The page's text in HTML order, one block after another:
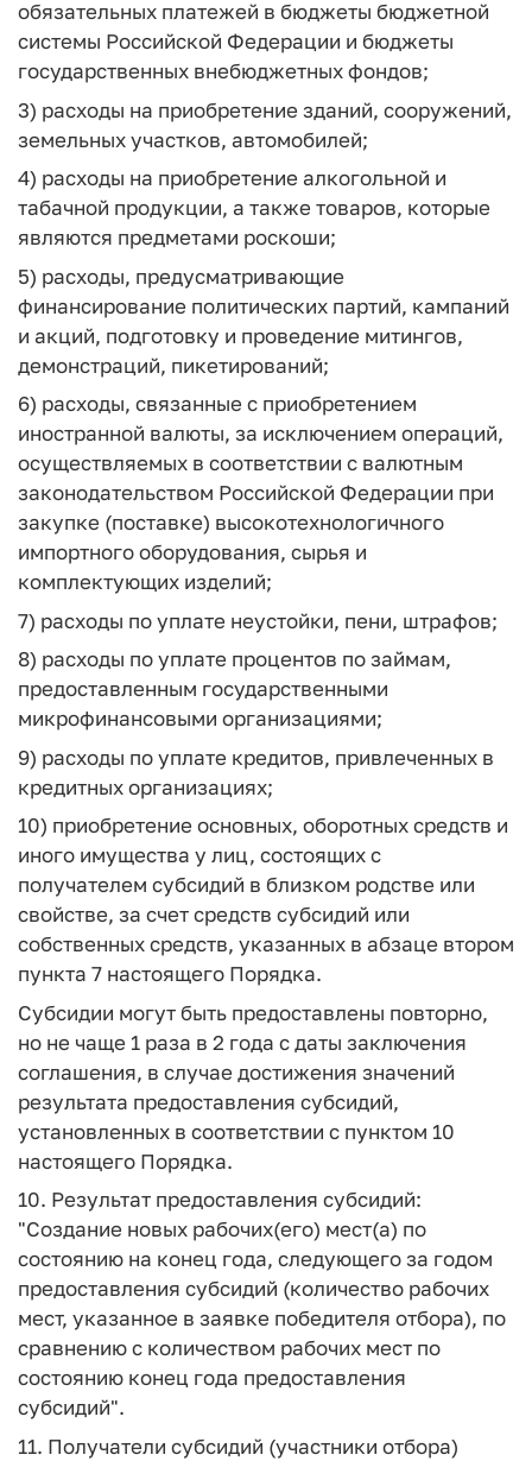
обязательных платежей в бюджеты бюджетной
системы Российской Федерации и бюджеты
государственных внебюджетных фондов;
3) расходы на приобретение зданий, сооружений,
земельных участков, автомобилей;
4) расходы на приобретение алкогольной и
табачной продукции, а также товаров, которые
являются предметами роскоши;
5) расходы, предусматривающие
финансирование политических партий, кампаний
и акций, подготовку и проведение митингов,
демонстраций, пикетирований;
6) расходы, связанные с приобретением
иностранной валюты, за исключением операций,
осуществляемых в соответствии с валютным
законодательством Российской Федерации при
закупке (поставке) высокотехнологичного
импортного оборудования, сырья и
комплектующих изделий;
7) расходы по уплате неустойки, пени, штрафов;
8) расходы по уплате процентов по займам,
предоставленным государственными
микрофинансовыми организациями;
9) расходы по уплате кредитов, привлеченных в
кредитных организациях;
10) приобретение основных, оборотных средств и
иного имущества у лиц, состоящих с
получателем субсидий в близком родстве или
свойстве, за счет средств субсидий или
собственных средств, указанных в абзаце втором
пункта 7 настоящего Порядка.
Субсидии могут быть предоставлены повторно,
но не чаще 1 раза в 2 года с даты заключения
соглашения, в случае достижения значений
результата предоставления субсидий,
установленных в соответствии с пунктом 10
настоящего Порядка.
10. Результат предоставления субсидий:
"Создание новых рабочих(его) мест(а) по
состоянию на конец года, следующего за годом
предоставления субсидий (количество рабочих
мест, указанное в заявке победителя отбора), по
сравнению с количеством рабочих мест по
состоянию конец года предоставления
субсидий".
11. Получатели субсидий (участники отбора)